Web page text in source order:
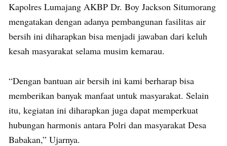
Kapolres Lumajang AKBP Dr. Boy Jackson Situmorang
mengatakan dengan adanya pembangunan fasilitas air
bersih ini diharapkan bisa menjadi jawaban dari keluh
kesah masyarakat selama musim kemarau.
“Dengan bantuan air bersih ini kami berharap bisa
memberikan banyak manfaat untuk masyarakat. Selain
itu, kegiatan ini diharapkan juga dapat memperkuat
hubungan harmonis antara Polri dan masyarakat Desa
Babakan,” Ujarnya.